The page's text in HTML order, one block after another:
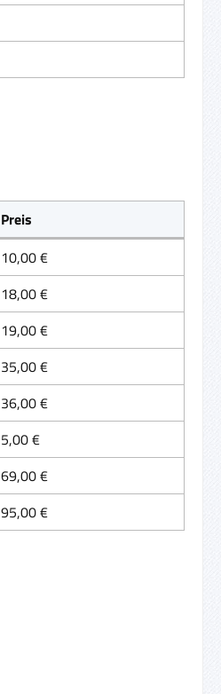
Preis
10,00 €
18,00 €
19,00 €
35,00 €
36,00 €
5,00 €
69,00 €
95,00 €